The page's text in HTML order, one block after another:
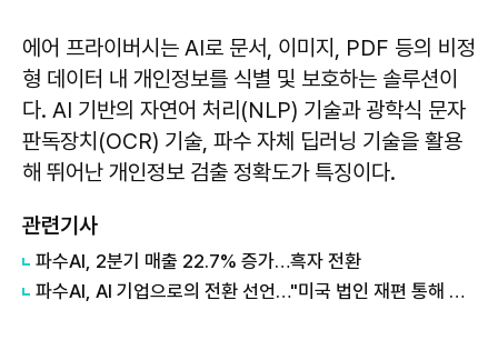
에어 프라이버시는 AI로 문서, 이미지, PDF 등의 비정
형 데이터 내 개인정보를 식별 및 보호하는 솔루션이
다. AI 기반의 자연어 처리(NLP) 기술과 광학식 문자
판독장치(OCR) 기술, 파수 자체 딥러닝 기술을 활용
해 뛰어난 개인정보 검출 정확도가 특징이다.
관련기사
파수AI, 2분기 매출 22.7% 증가…흑자 전환
파수AI, AI 기업으로의 전환 선언…"미국 법인 재편 통해 글로벌 시장 공략도 본격화"